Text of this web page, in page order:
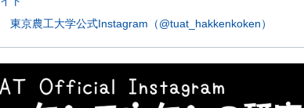
東京農工大学公式Instagram（@tuat_hakkenkoken）